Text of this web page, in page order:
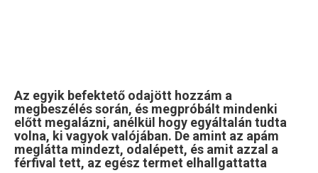
Az egyik befektető odajött hozzám a
megbeszélés során, és megpróbált mindenki
előtt megalázni, anélkül hogy egyáltalán tudta
volna, ki vagyok valójában. De amint az apám
meglátta mindezt, odalépett, és amit azzal a
férfival tett, az egész termet elhallgattatta